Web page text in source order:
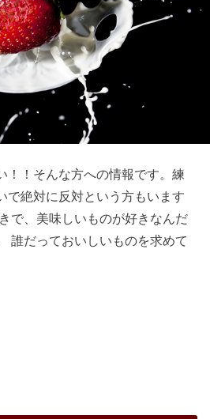
！！そんな方への情報です。練
で絶対に反対という方もいます
で、美味しいものが好きなんだ
誰だっておいしいものを求めて